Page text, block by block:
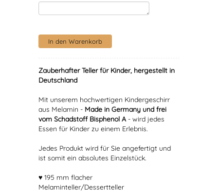
Zauberhafter Teller für Kinder, hergestellt in
Deutschland
Mit unserem hochwertigen Kindergeschirr
aus Melamin - Made in Germany und frei
vom Schadstoff Bisphenol A- wird jedes
Essen für Kinder zu einem Erlebnis.
Jedes Produkt wird für Sie angefertigt und
ist somit ein absolutes Einzelstück.
♥ 195 mm flacher
Melaminteller/Dessertteller